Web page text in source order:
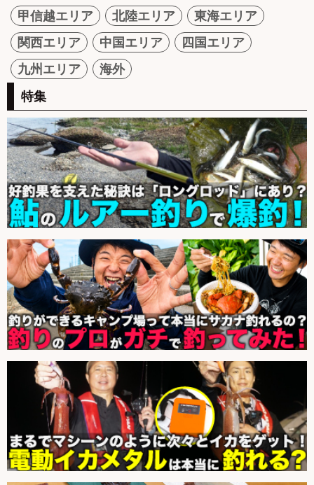
甲信越エリア
北陸エリア
東海エリア
関西エリア
中国エリア
四国エリア
九州エリア
海外
特集